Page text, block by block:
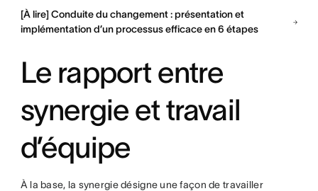
[À lire] Conduite du changement : présentation et
implémentation d’un processus efficace en 6 étapes
Le rapport entre
synergie et travail
d’équipe
À la base, la synergie désigne une façon de travailler